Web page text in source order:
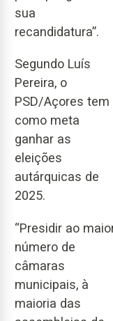
sua
recandidatura”.
Segundo Luís
Pereira, o
PSD/Açores tem
como meta
ganhar as
eleições
autárquicas de
2025.
“Presidir ao
número de
câmaras
municipais, à
maioria das